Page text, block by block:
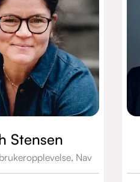
Stensen
Nav